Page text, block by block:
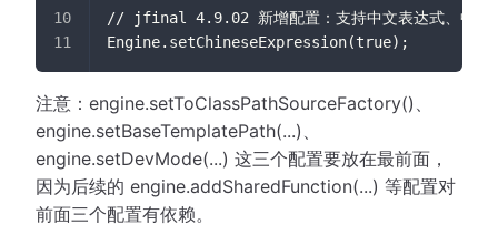
// jfinal 4.9.02 新增配置：支持中文表达式、中文变
Engine.setChineseExpression(true);
注意：engine.setToClassPathSourceFactory()、
engine.setBaseTemplatePath(...)、
engine.setDevMode(...) 这三个配置要放在最前面，
因为后续的 engine.addSharedFunction(...) 等配置对
前面三个配置有依赖。